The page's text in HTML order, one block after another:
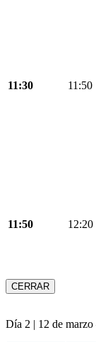
11:30 11:50
11:50 12:20
CERRAR
Día 2 | 12 de